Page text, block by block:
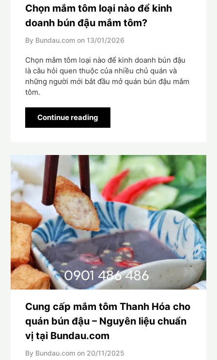
Chọn mắm tôm loại nào để kinh
doanh bún đậu mắm tôm?
By Bundau.com on 13/01/2026
Chọn mắm tôm loại nào để kinh doanh bún đậu
là câu hỏi quen thuộc của nhiều chủ quán và
những người mới bắt đầu mở quán bún đậu mắm
tôm.
Continue reading
Cung cấp mắm tôm Thanh Hóa cho
quán bún đậu – Nguyên liệu chuẩn
vị tại Bundau.com
By Bundau.com on 20/11/2025